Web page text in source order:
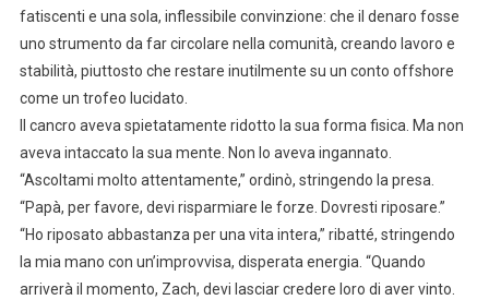
fatiscenti e una sola, inflessibile convinzione: che il denaro fosse
uno strumento da far circolare nella comunità, creando lavoro e
stabilità, piuttosto che restare inutilmente su un conto offshore
come un trofeo lucidato.
Il cancro aveva spietatamente ridotto la sua forma fisica. Ma non
aveva intaccato la sua mente. Non lo aveva ingannato.
“Ascoltami molto attentamente,” ordinò, stringendo la presa.
“Papà, per favore, devi risparmiare le forze. Dovresti riposare.”
“Ho riposato abbastanza per una vita intera,” ribatté, stringendo
la mia mano con un’improvvisa, disperata energia. “Quando
arriverà il momento, Zach, devi lasciar credere loro di aver vinto.